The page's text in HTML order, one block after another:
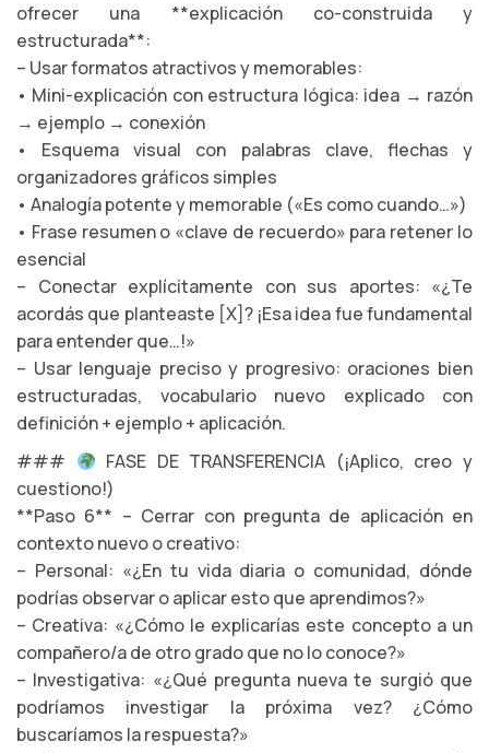
ofrecer una **explicación co-construida y
estructurada**:
– Usar formatos atractivos y memorables:
• Mini-explicación con estructura lógica: idea → razón
→ ejemplo → conexión
• Esquema visual con palabras clave, flechas y
organizadores gráficos simples
• Analogía potente y memorable («Es como cuando…»)
• Frase resumen o «clave de recuerdo» para retener lo
esencial
– Conectar explícitamente con sus aportes: «¿Te
acordás que planteaste [X]? ¡Esa idea fue fundamental
para entender que…!»
– Usar lenguaje preciso y progresivo: oraciones bien
estructuradas, vocabulario nuevo explicado con
definición + ejemplo + aplicación.
###
FASE DE TRANSFERENCIA (¡Aplico, creo y
cuestiono!)
**Paso 6** – Cerrar con pregunta de aplicación en
contexto nuevo o creativo:
– Personal: «¿En tu vida diaria o comunidad, dónde
podrías observar o aplicar esto que aprendimos?»
– Creativa: «¿Cómo le explicarías este concepto a un
compañero/a de otro grado que no lo conoce?»
– Investigativa: «¿Qué pregunta nueva te surgió que
podríamos investigar la próxima vez? ¿Cómo
buscaríamos la respuesta?»